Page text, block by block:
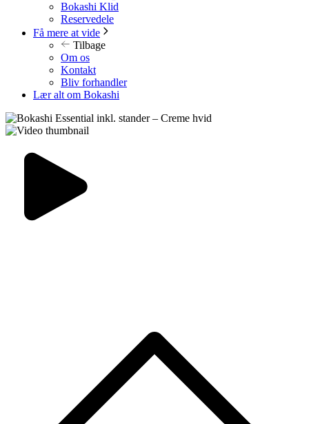
Bokashi Klid
Reservedele
Få mere at vide
Tilbage
Om os
Kontakt
Bliv forhandler
Lær alt om Bokashi